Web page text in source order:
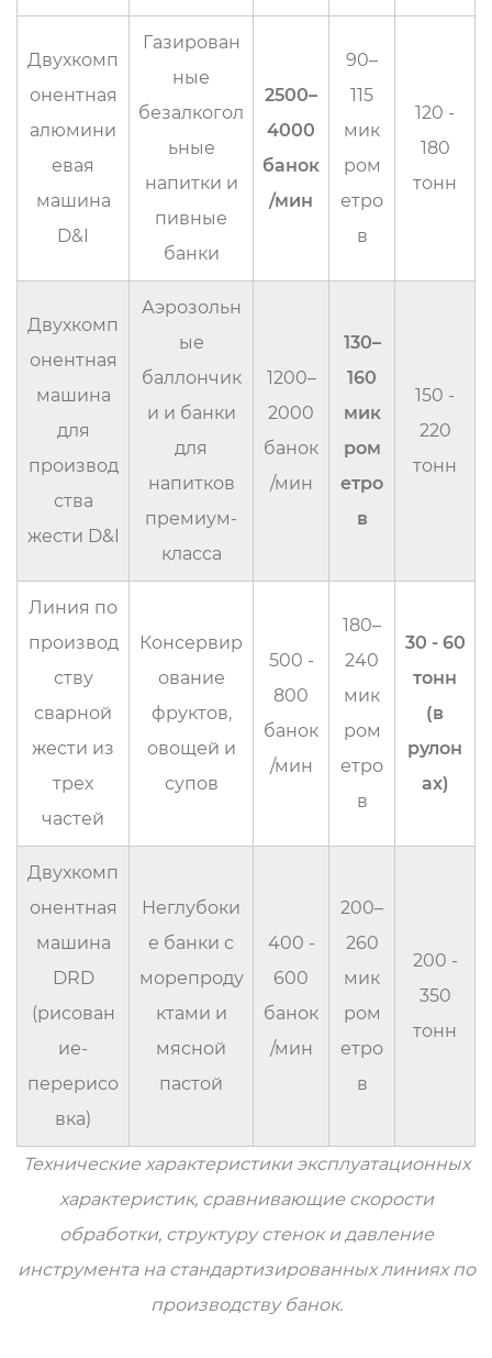
Двухкомп
онентная
алюмини
евая
машина
D&I
Газирован
ные
безалкогол
ьные
напитки и
пивные
банки
2500–
4000
банок
/мин
90–
115
мик
ром
етро
в
120 -
180
тонн
Двухкомп
онентная
машина
для
производ
ства
жести D&I
Аэрозольн
ые
баллончик
и и банки
для
напитков
премиум-
класса
1200–
2000
банок
/мин
130–
160
мик
ром
етро
в
150 -
220
тонн
Линия по
производ
ству
сварной
жести из
трех
частей
Консервир
ование
фруктов,
овощей и
супов
500 -
800
банок
/мин
180–
240
мик
ром
етро
в
30 - 60
тонн
(в
рулон
ах)
Двухкомп
онентная
машина
DRD
(рисован
ие-
перерисо
вка)
Неглубоки
е банки с
морепроду
ктами и
мясной
пастой
400 -
600
банок
/мин
200–
260
мик
ром
етро
в
200 -
350
тонн
Технические характеристики эксплуатационных
характеристик, сравнивающие скорости
обработки, структуру стенок и давление
инструмента на стандартизированных линиях по
производству банок.